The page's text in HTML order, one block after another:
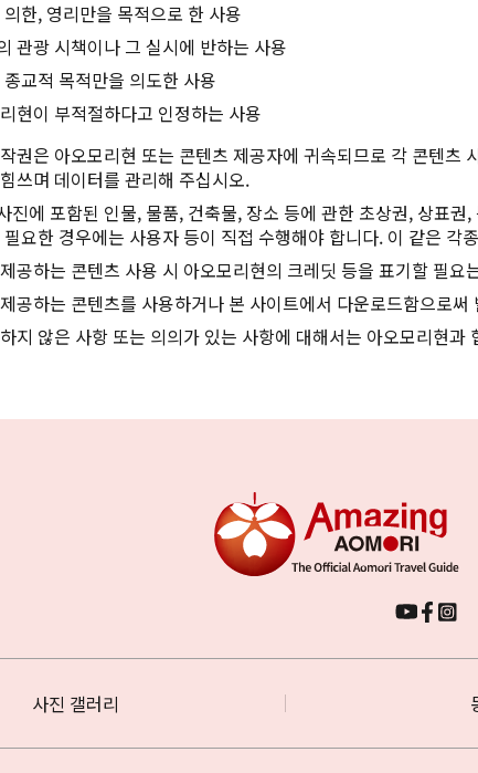
한, 영리만을 목적으로 한 사용
관광 시책이나 그 실시에 반하는 사용
교적 목적만을 의도한 사용
현이 부적절하다고 인정하는 사용
권은 아오모리현 또는 콘텐츠 제공자에 귀속되므로 각 콘텐
쓰며 데이터를 관리해 주십시오.
진에 포함된 인물, 물품, 건축물, 장소 등에 관한 초상권, 상표
요한 경우에는 사용자 등이 직접 수행해야 합니다. 이 같은
공하는 콘텐츠 사용 시 아오모리현의 크레딧 등을 표기할 필요
공하는 콘텐츠를 사용하거나 본 사이트에서 다운로드함으로
지 않은 사항 또는 의의가 있는 사항에 대해서는 아오모리현과
사진 갤러리